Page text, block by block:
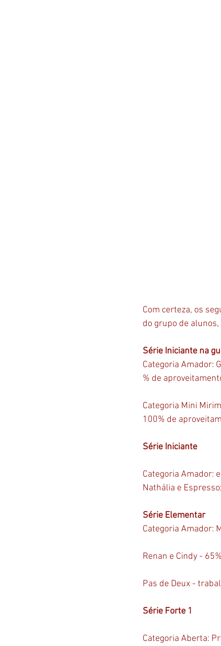
Com certeza, os
do grupo de
Série Iniciante na
Categoria Amador:
% de
Categoria Mini
100% de
Série Iniciante
Categoria Amador:
Nathália e
Série Elementar
Categoria Amador:
Renan e Cindy - 65%
Pas de Deux -
Série Forte 1
Categoria Aberta: